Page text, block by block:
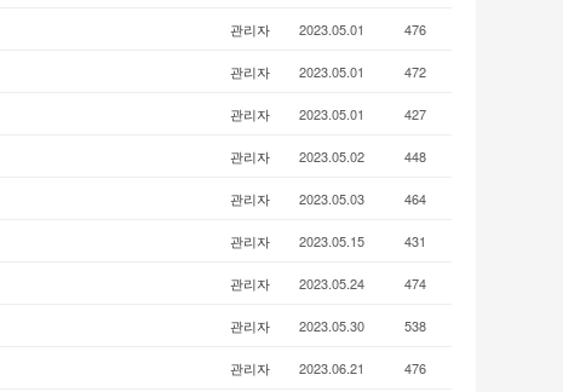
관리자 2023.05.01 476
관리자 2023.05.01 472
관리자 2023.05.01 427
관리자 2023.05.02 448
관리자 2023.05.03 464
관리자 2023.05.15 431
관리자 2023.05.24 474
관리자 2023.05.30 538
관리자 2023.06.21 476